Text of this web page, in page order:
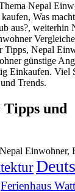
Nepal
Was
aus?, weiterhin
Tipps, Nepal
günstige
Einkaufen. Viel
Trends.
und
Einwohner,
Ferienhaus